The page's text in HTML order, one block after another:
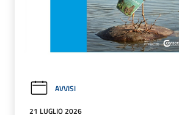
AVVISI
21 LUGLIO 2026